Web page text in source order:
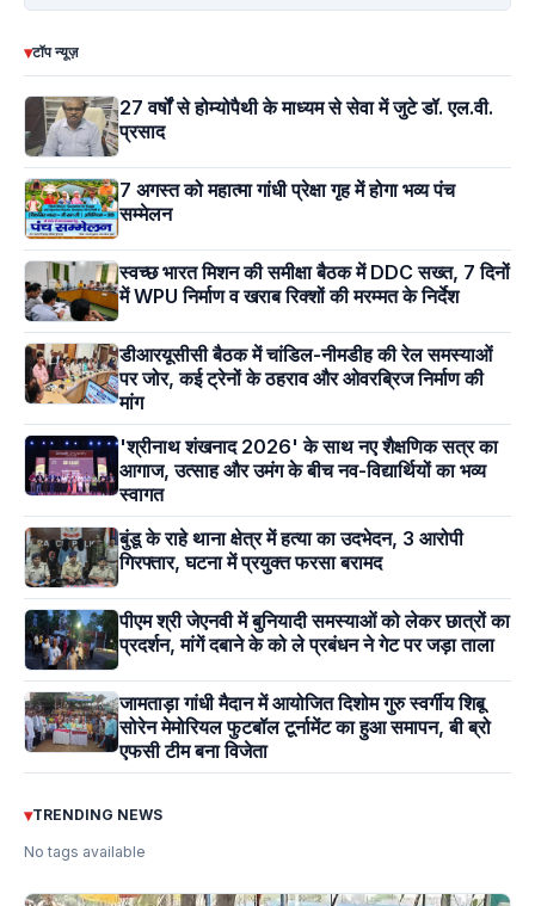
▾टॉप न्यूज़
27 वर्षों से होम्योपैथी के माध्यम से सेवा में जुटे डॉ. एल.वी.
प्रसाद
7 अगस्त को महात्मा गांधी प्रेक्षा गृह में होगा भव्य पंच
सम्मेलन
स्वच्छ भारत मिशन की समीक्षा बैठक में DDC सख्त, 7 दिनों
में WPU निर्माण व खराब रिक्शों की मरम्मत के निर्देश
डीआरयूसीसी बैठक में चांडिल-नीमडीह की रेल समस्याओं
पर जोर, कई ट्रेनों के ठहराव और ओवरब्रिज निर्माण की
मांग
'श्रीनाथ शंखनाद 2026' के साथ नए शैक्षणिक सत्र का
आगाज, उत्साह और उमंग के बीच नव-विद्यार्थियों का भव्य
स्वागत
बुंडू के राहे थाना क्षेत्र में हत्या का उदभेदन, 3 आरोपी
गिरफ्तार, घटना में प्रयुक्त फरसा बरामद
पीएम श्री जेएनवी में बुनियादी समस्याओं को लेकर छात्रों का
प्रदर्शन, मांगें दबाने के को ले प्रबंधन ने गेट पर जड़ा ताला
जामताड़ा गांधी मैदान में आयोजित दिशोम गुरु स्वर्गीय शिबू
सोरेन मेमोरियल फुटबॉल टूर्नामेंट का हुआ समापन, बी ब्रो
एफसी टीम बना विजेता
▾TRENDING NEWS
No tags available